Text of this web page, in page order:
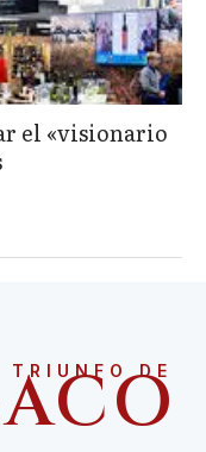
el «visionario
TRIUNFO DE